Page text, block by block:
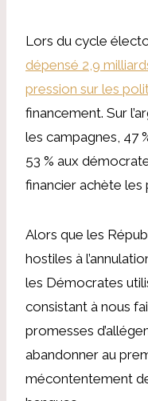
Lors du cycle
dépensé 2,9
pression sur les
financement. Sur
les campagnes, 47
53 % aux
financier achète les
Alors que les
hostiles à
les Démocrates
consistant à nous
promesses
abandonner au
mécontentement